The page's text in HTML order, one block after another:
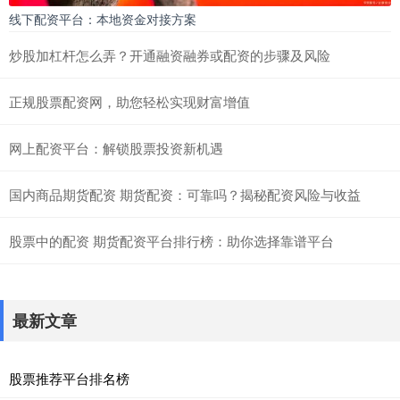
线下配资平台：本地资金对接方案
炒股加杠杆怎么弄？开通融资融券或配资的步骤及风险
正规股票配资网，助您轻松实现财富增值
网上配资平台：解锁股票投资新机遇
国内商品期货配资 期货配资：可靠吗？揭秘配资风险与收益
股票中的配资 期货配资平台排行榜：助你选择靠谱平台
最新文章
股票推荐平台排名榜